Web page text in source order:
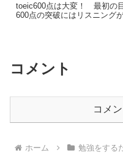
toeic600点は大変！ 最初の
600点の突破にはリスニング
コメント
コメ
ホーム 勉強をする